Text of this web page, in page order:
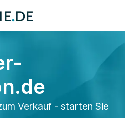
Verkauf - starten Sie